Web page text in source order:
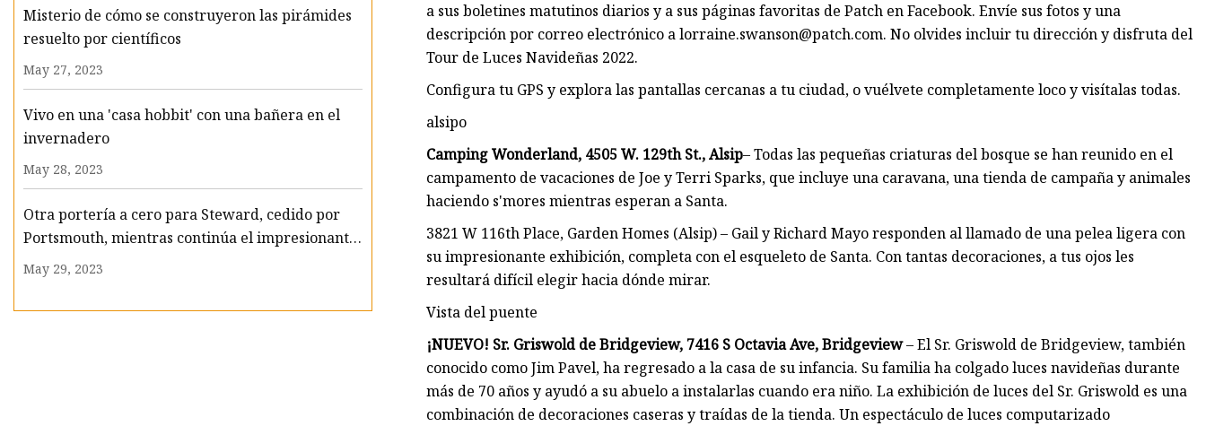
Misterio de cómo se construyeron las pirámides
resuelto por científicos
May 27, 2023
Vivo en una 'casa hobbit' con una bañera en el
invernadero
May 28, 2023
Otra portería a cero para Steward, cedido por
Portsmouth, mientras continúa el impresionante
comienzo de Gosport en la Liga Sur
May 29, 2023
a sus boletines matutinos diarios y a sus páginas favoritas de Patch en Facebook. Envíe sus fotos y una
descripción por correo electrónico alorraine.swanson@patch.com. No olvides incluir tu dirección y disfruta del
Tour de Luces Navideñas 2022.
Configura tu GPS y explora las pantallas cercanas a tu ciudad, o vuélvete completamente loco y visítalas todas.
alsipo
Camping Wonderland, 4505 W. 129th St., Alsip– Todas las pequeñas criaturas del bosque se han reunido en el
campamento de vacaciones de Joe y Terri Sparks, que incluye una caravana, una tienda de campaña y animales
haciendo s'mores mientras esperan a Santa.
3821 W 116th Place, Garden Homes (Alsip) – Gail y Richard Mayo responden al llamado de una pelea ligera con
su impresionante exhibición, completa con el esqueleto de Santa. Con tantas decoraciones, a tus ojos les
resultará difícil elegir hacia dónde mirar.
Vista del puente
¡NUEVO! Sr. Griswold de Bridgeview, 7416 S Octavia Ave, Bridgeview– El Sr. Griswold de Bridgeview, también
conocido como Jim Pavel, ha regresado a la casa de su infancia. Su familia ha colgado luces navideñas durante
más de 70 años y ayudó a su abuelo a instalarlas cuando era niño. La exhibición de luces del Sr. Griswold es una
combinación de decoraciones caseras y traídas de la tienda. Un espectáculo de luces computarizado